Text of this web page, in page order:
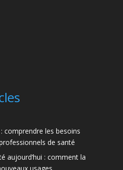
comprendre les besoins
de santé
aujourd’hui : comment la